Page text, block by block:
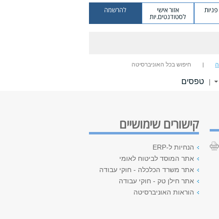
אזור אישי
לסטודנטים.יות
להרשמה
חיפוש בכל האוניברסיטה
| טפסים
קישורים שימושיים
הנחיות ל-ERP
אתר המוסד לביטוח לאומי
אתר משרד הכלכלה - חוקי עבודה
אתר חילן טק - חוקי עבודה
הוראות האוניברסיטה